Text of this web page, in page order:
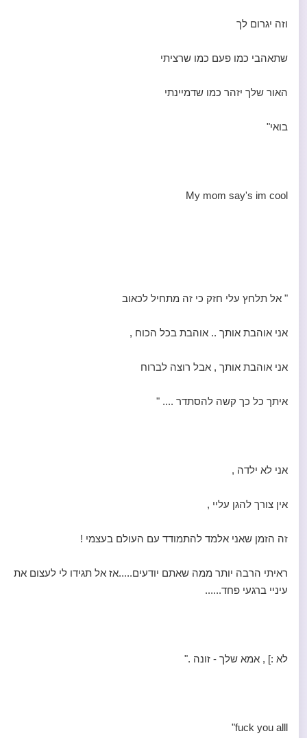
וזה יגרום לך
שתאהבי כמו פעם כמו שרציתי
האור שלך יזהר כמו שדמיינתי
בואי"
My mom say's im cool
" אל תלחץ עלי חזק כי זה מתחיל לכאוב
אני אוהבת אותך .. אוהבת בכל הכוח ,
אני אוהבת אותך , אבל רוצה לברוח
איתך כל כך קשה להסתדר .... "
‏אני לא ילדה ,
אין צורך להגן עליי ,
זה הזמן שאני אלמד להתמודד עם העולם בעצמי !
ראיתי הרבה יותר ממה שאתם יודעים.....אז אל תגידו לי לעצום את
עיניי ברגעי פחד......
לא :] , אמא שלך - זונה ."
fuck you alll"